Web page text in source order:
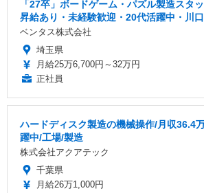
「27卒」ボードゲーム・パズル製造スタ
昇給あり・未経験歓迎・20代活躍中・川
ベンタス株式会社
埼玉県
月給25万6,700円～32万円
正社員
ハードディスク製造の機械操作/月収36.4
躍中/工場/製造
株式会社アクアテック
千葉県
月給26万1,000円